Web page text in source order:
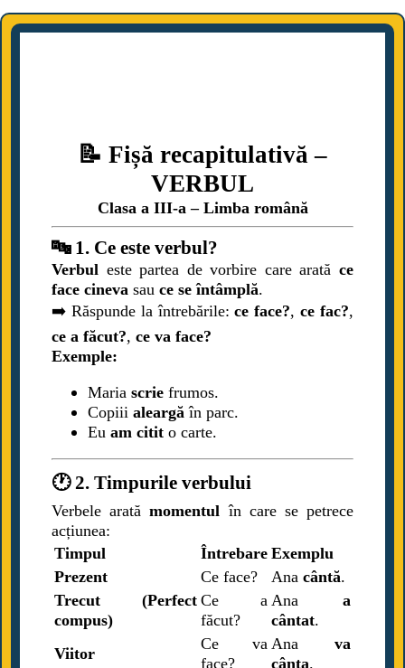
📝 Fișă recapitulativă –
VERBUL
Clasa a III-a – Limba română
🔤 1. Ce este verbul?
Verbul este partea de vorbire care arată ce
face cineva sau ce se întâmplă.
➡️ Răspunde la întrebările:ce face?,ce fac?,
ce a făcut?, ce va face?
Exemple:
Maria scrie frumos.
Copiii aleargă în parc.
Eu am citit o carte.
🕐 2. Timpurile verbului
Verbele aratămomentul în care se petrece
acțiunea:
Timpul
Întrebare Exemplu
Prezent
Ce face? Ana cântă.
Trecut (Perfect
compus)
Ce a
făcut?
Ana a
cântat.
Viitor
Ce va
face?
Ana va
cânta.